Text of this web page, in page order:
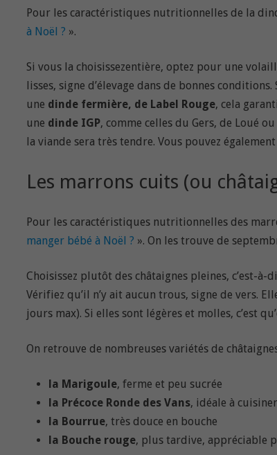
Pour les caractéristiques nutritionnelles de la
à Noël ? ».
Si vous la choisissezentière, optez pour une
lisses, signe d’élevage dans de bonnes
une dinde fermière, de Label Rouge, cela
une dinde IGP, comme celles du Gers, de Loué
la viande sera très tendre. Vous pouvez
Les marrons cuits (ou
Pour les caractéristiques nutritionnelles des
manger bébé à Noël ? ». On les trouve de
Choisissez plutôt des châtaignes pleines, c’est-
Vérifiez qu’il n’y ait aucun trous, signe de vers.
jours max). Si elles sont légères et molles, c’est
On retrouve de nombreuses variétés de
la Marigoule, ferme et peu sucrée
la Précoce Ronde des Vans, idéale à
la Bourrue, très douce en bouche
la Bouche rouge, plus tardive, appréciable